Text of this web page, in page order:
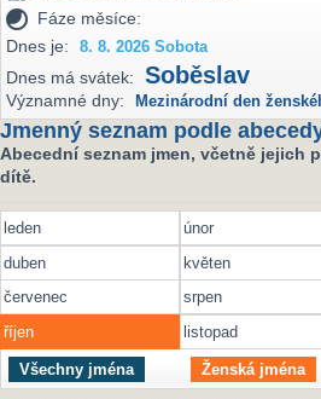
Fáze měsíce:
Dnes je:
8. 8. 2026 Sobota
Dnes má svátek: Soběslav
Významné dny: Mezinárodní den
Jmenný seznam podle
Abecední seznam jmen, včetně jejich
dítě.
leden únor
duben
květen
červenec
srpen
říjen
listopad
Všechny jména Ženská jména